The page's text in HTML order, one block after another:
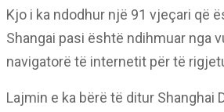
Kjo i ka ndodhur një 91 vjeçari që
Shangai pasi është ndihmuar nga
navigatorë të internetit për të
Lajmin e ka bërë të ditur Shanghai